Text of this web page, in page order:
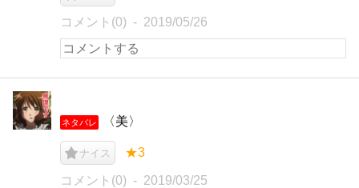
コメント(0) 2019/05/26
ネタバレ 〈美〉
ナイス ★3
コメント(0) 2019/03/25